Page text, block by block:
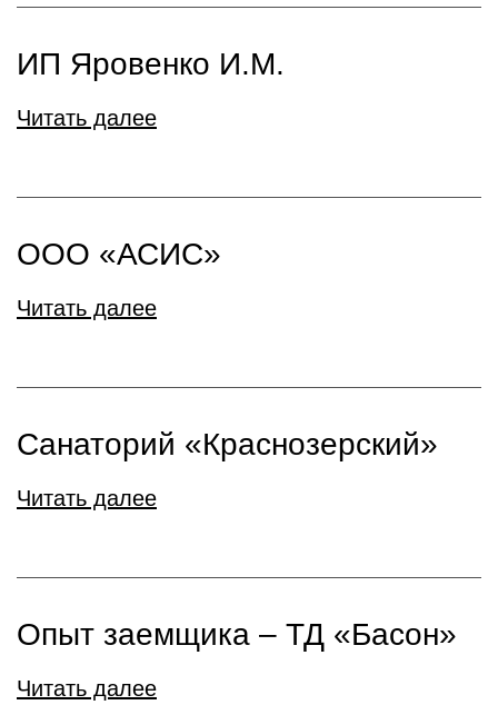
ИП Яровенко И.М.
Читать далее
ООО «АСИС»
Читать далее
Санаторий «Краснозерский»
Читать далее
Опыт заемщика – ТД «Басон»
Читать далее